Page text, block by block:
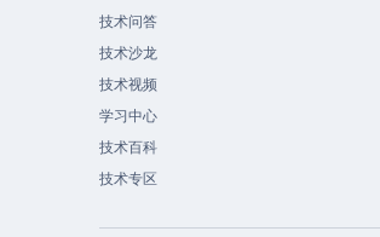
技术问答
技术沙龙
技术视频
学习中心
技术百科
技术专区